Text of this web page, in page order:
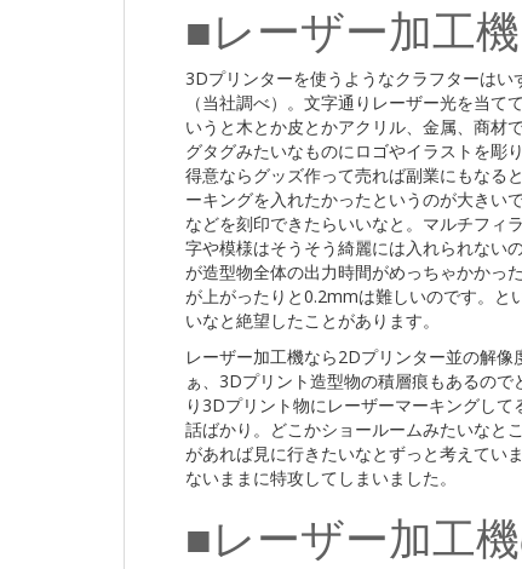
■レーザー加工
3Dプリンターを使うようなクラフターは
（当社調べ）。文字通りレーザー光を当
いうと木とか皮とかアクリル、金属、商材
グタグみたいなものにロゴやイラストを彫
得意ならグッズ作って売れば副業にもなる
ーキングを入れたかったというのが大きい
などを刻印できたらいいなと。マルチフィ
字や模様はそうそう綺麗には入れられない
が造型物全体の出力時間がめっちゃかかっ
が上がったりと0.2mmは難しいのです。と
いなと絶望したことがあります。
レーザー加工機なら2Dプリンター並の解
ぁ、3Dプリント造型物の積層痕もあるの
り3Dプリント物にレーザーマーキングし
話ばかり。どこかショールームみたいなと
があれば見に行きたいなとずっと考えてい
ないままに特攻してしまいました。
■レーザー加工